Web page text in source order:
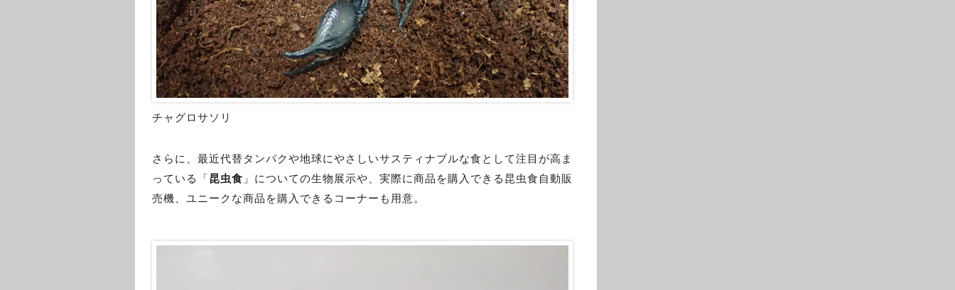
チャグロサソリ
さらに、最近代替タンパクや地球にやさしいサスティナブルな食として注目が高ま
っている「昆虫食 」についての生物展示や、実際に商品を購入できる昆虫食自動販
売機、ユニークな商品を購入できるコーナーも用意。